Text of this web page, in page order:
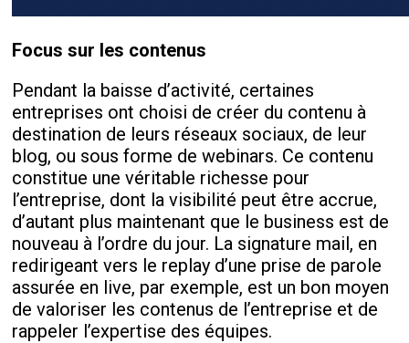
Focus sur les contenus
Pendant la baisse d’activité, certaines
entreprises ont choisi de créer du contenu à
destination de leurs réseaux sociaux, de leur
blog, ou sous forme de webinars. Ce contenu
constitue une véritable richesse pour
l’entreprise, dont la visibilité peut être accrue,
d’autant plus maintenant que le business est de
nouveau à l’ordre du jour. La signature mail, en
redirigeant vers le replay d’une prise de parole
assurée en live, par exemple, est un bon moyen
de valoriser les contenus de l’entreprise et de
rappeler l’expertise des équipes.